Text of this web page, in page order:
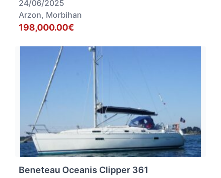
24/06/2025
Arzon, Morbihan
198,000.00€
Beneteau Oceanis Clipper 361